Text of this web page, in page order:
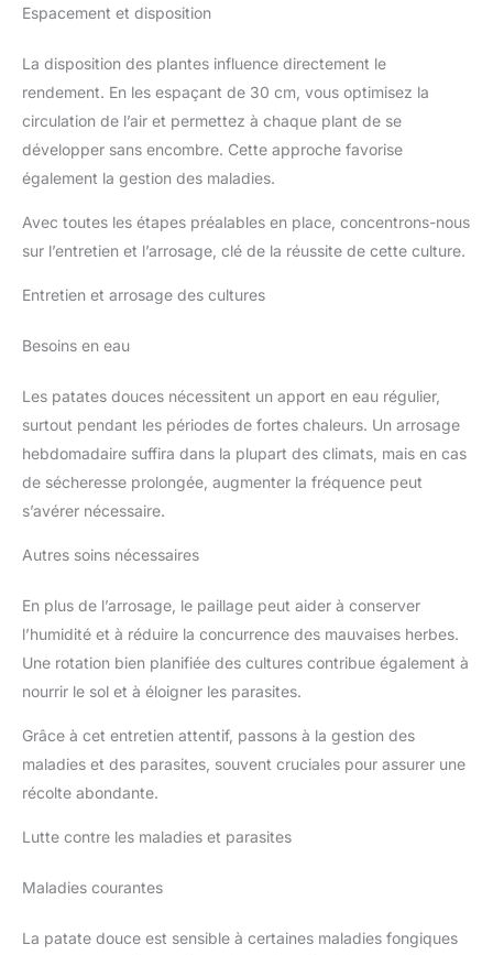
Espacement et disposition
La disposition des plantes influence directement le
rendement. En les espaçant de 30 cm, vous optimisez la
circulation de l’air et permettez à chaque plant de se
développer sans encombre. Cette approche favorise
également la gestion des maladies.
Avec toutes les étapes préalables en place, concentrons-nous
sur l’entretien et l’arrosage, clé de la réussite de cette culture.
Entretien et arrosage des cultures
Besoins en eau
Les patates douces nécessitent un apport en eau régulier,
surtout pendant les périodes de fortes chaleurs. Un arrosage
hebdomadaire suffira dans la plupart des climats, mais en cas
de sécheresse prolongée, augmenter la fréquence peut
s’avérer nécessaire.
Autres soins nécessaires
En plus de l’arrosage, le paillage peut aider à conserver
l’humidité et à réduire la concurrence des mauvaises herbes.
Une rotation bien planifiée des cultures contribue également à
nourrir le sol et à éloigner les parasites.
Grâce à cet entretien attentif, passons à la gestion des
maladies et des parasites, souvent cruciales pour assurer une
récolte abondante.
Lutte contre les maladies et parasites
Maladies courantes
La patate douce est sensible à certaines maladies fongiques